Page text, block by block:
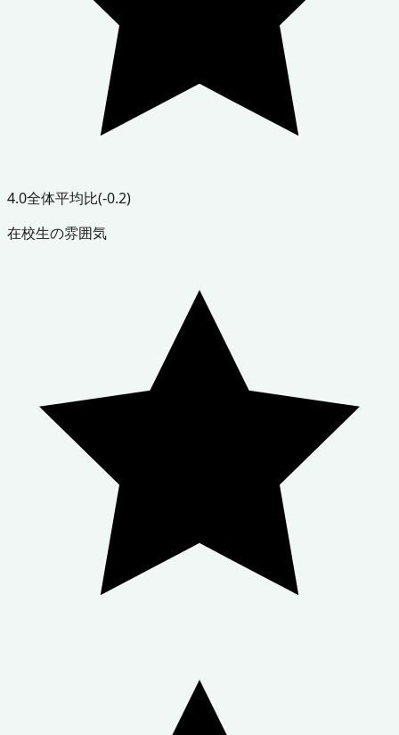
4.0全体平均比(-0.2)
在校生の雰囲気